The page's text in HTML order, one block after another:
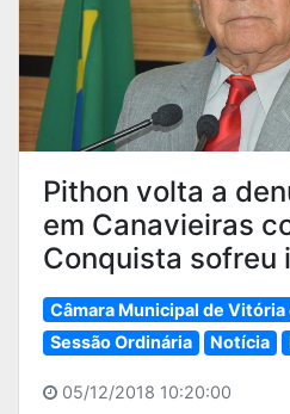
Pithon volta a
em Canavieiras
Conquista sofreu
Câmara Municipal de
Sessão Ordinária
Notícia
05/12/2018 10:20:00